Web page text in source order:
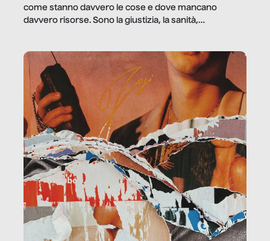
come stanno davvero le cose e dove mancano
davvero risorse. Sono la giustizia, la sanità,